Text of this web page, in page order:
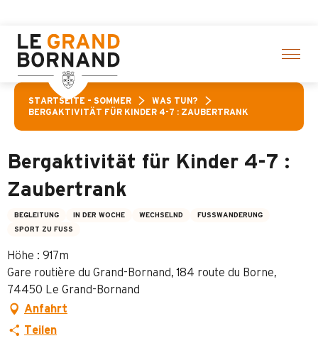
contenu
principal
STARTSEITE – SOMMER
WAS TUN?
BERGAKTIVITÄT FÜR KINDER 4-7 : ZAUBERTRANK
Bergaktivität für Kinder 4-7 :
Zaubertrank
BEGLEITUNG IN DER WOCHE WECHSELND
FUSSWANDERUNG
SPORT ZU FUSS
Höhe : 917m
Gare routière du Grand-Bornand, 184 route du Borne,
74450 Le Grand-Bornand
Anfahrt
Teilen